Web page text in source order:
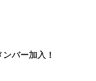
バー加入！